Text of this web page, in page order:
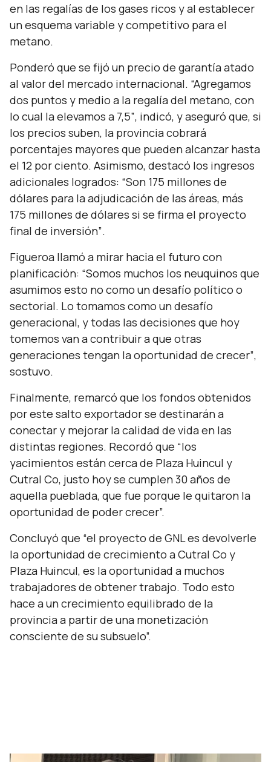
en las regalías de los gases ricos y al establecer
un esquema variable y competitivo para el
metano.
Ponderó que se fijó un precio de garantía atado
al valor del mercado internacional. “Agregamos
dos puntos y medio a la regalía del metano, con
lo cual la elevamos a 7,5”, indicó, y aseguró que, si
los precios suben, la provincia cobrará
porcentajes mayores que pueden alcanzar hasta
el 12 por ciento. Asimismo, destacó los ingresos
adicionales logrados: “Son 175 millones de
dólares para la adjudicación de las áreas, más
175 millones de dólares si se firma el proyecto
final de inversión”.
Figueroa llamó a mirar hacia el futuro con
planificación: “Somos muchos los neuquinos que
asumimos esto no como un desafío político o
sectorial. Lo tomamos como un desafío
generacional, y todas las decisiones que hoy
tomemos van a contribuir a que otras
generaciones tengan la oportunidad de crecer”,
sostuvo.
Finalmente, remarcó que los fondos obtenidos
por este salto exportador se destinarán a
conectar y mejorar la calidad de vida en las
distintas regiones. Recordó que “los
yacimientos están cerca de Plaza Huincul y
Cutral Co, justo hoy se cumplen 30 años de
aquella pueblada, que fue porque le quitaron la
oportunidad de poder crecer”.
Concluyó que “el proyecto de GNL es devolverle
la oportunidad de crecimiento a Cutral Co y
Plaza Huincul, es la oportunidad a muchos
trabajadores de obtener trabajo. Todo esto
hace a un crecimiento equilibrado de la
provincia a partir de una monetización
consciente de su subsuelo”.